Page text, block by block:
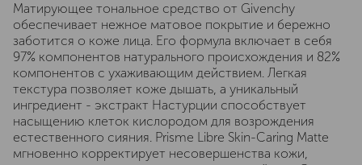
Матирующее тональное средство от Givenchy
обеспечивает нежное матовое покрытие и бережно
заботится о коже лица. Его формула включает в себя
97% компонентов натурального происхождения и 82%
компонентов с ухаживающим действием. Легкая
текстура позволяет коже дышать, а уникальный
ингредиент - экстракт Настурции способствует
насыщению клеток кислородом для возрождения
естественного сияния. Prisme Libre Skin-Caring Matte
мгновенно корректирует несовершенства кожи,